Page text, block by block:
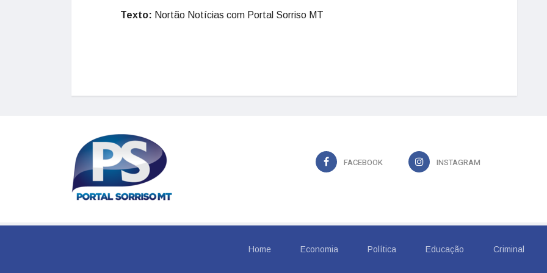
Texto: Nortão Notícias com Portal Sorriso MT
FACEBOOK INSTAGRAM
Home Economia Política Educação Criminal